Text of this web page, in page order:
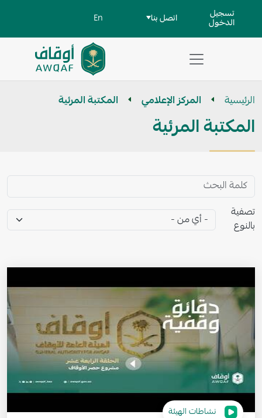
تجاوز إلى المحتوى الرئيسي
User account menu
تسجيل
الدخول اتصل بنا En
للبحث
الرئيسية المركز الإعلامي المكتبة المرئية
المكتبة المرئية
تصفية
بالنوع
نشاطات الهيئة